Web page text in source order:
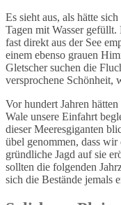
Es sieht aus, als hätte
Tagen mit Wasser
fast direkt aus der See
einem ebenso grauen
Gletscher suchen die
versprochene Schönheit,
Vor hundert Jahren
Wale unsere Einfahrt
dieser Meeresgiganten
übel genommen, dass wir
gründliche Jagd auf sie
sollten die folgenden
sich die Bestände jemals